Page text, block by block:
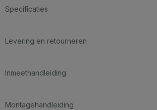
Specificaties
Levering en retourneren
Inmeethandleiding
Montagehandleiding